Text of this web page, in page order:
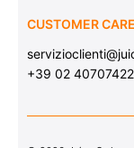
CUSTOMER CARE
+39 02 40707422